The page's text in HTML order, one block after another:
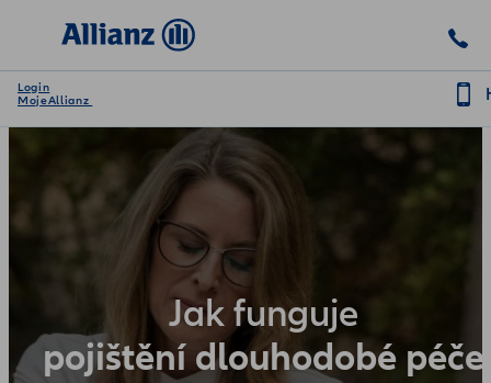
Login
MojeAllianz
Jak funguje
pojištění dlouhodobé péče